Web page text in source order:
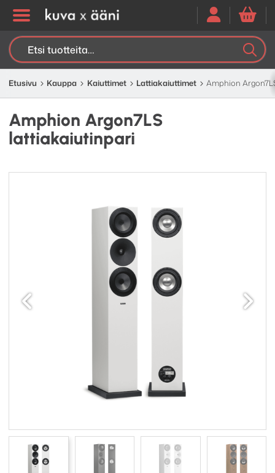
Etsi:
Etusivu Kauppa Kaiuttimet Lattia­kaiuttimet Amphion
Amphion Argon7LS
lattiakaiutinpari